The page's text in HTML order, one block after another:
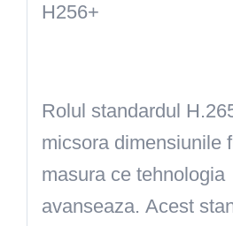
H256+
Rolul standardul
micsora dimensiunile
masura ce tehnologia
avanseaza. Acest